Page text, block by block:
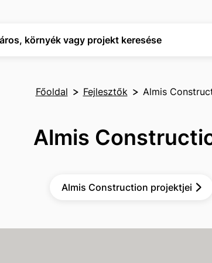
környék vagy projekt keresése
Főoldal Fejlesztők Almis
Almis
Almis Construction projektjei